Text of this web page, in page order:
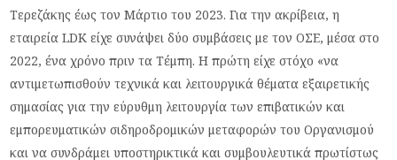
Τερεζάκης έως τον Μάρτιο του 2023. Για την ακρίβεια, η
εταιρείαLDK είχε συνάψει δύο συμβάσεις με τον ΟΣΕ, μέσα στο
2022, ένα χρόνο πριν τα Τέμπη. Η πρώτη είχε στόχο «να
αντιμετωπισθούν τεχνικά και λειτουργικά θέματα εξαιρετικής
σημασίας για την εύρυθμη λειτουργία των επιβατικών και
εμπορευματικών σιδηροδρομικών μεταφορών του Οργανισμού
και να συνδράμει υποστηρικτικά και συμβουλευτικά πρωτίστως